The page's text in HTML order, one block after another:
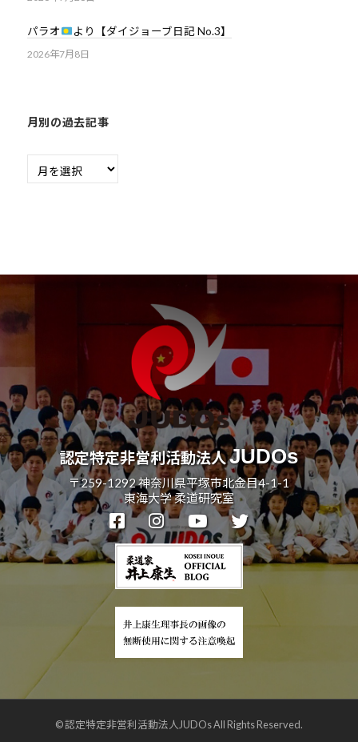
パラオ より【ダイジョーブ日記 No.3】
2026年7月8日
月別の過去記事
月
事
認定特定非営利活動法人JUDOs
〒259-1292 神奈川県平塚市北金目4-1-1
東海大学 柔道研究室
© 認定特定非営利活動法人JUDOs All Rights Reserved.